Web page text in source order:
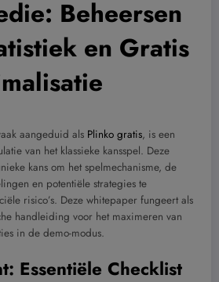
Beheersen
en Gratis
aangeduid als Plinko gratis, is een
van het klassieke kansspel. Deze
kans om het spelmechanisme, de
en potentiële strategies te
risico’s. Deze whitepaper fungeert als
handleiding voor het maximeren van
in de demo-modus.
Essentiële Checklist